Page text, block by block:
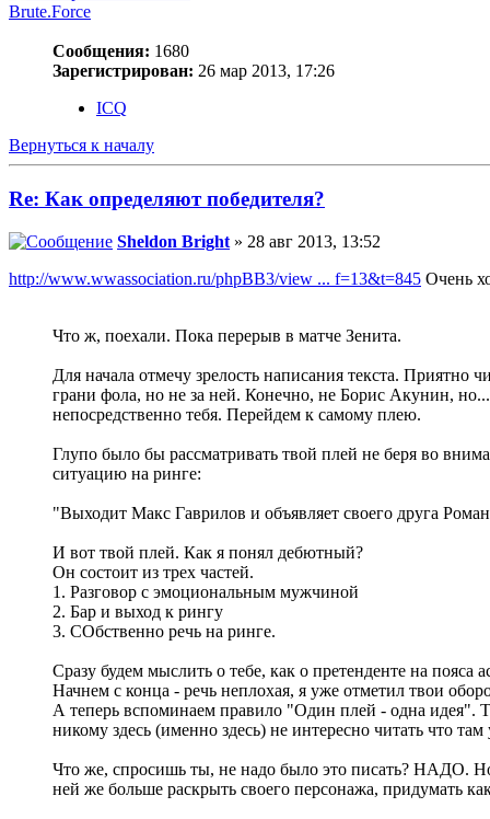
Brute.Force
Сообщения: 1680
Зарегистрирован: 26 мар 2013, 17:26
ICQ
Вернуться к началу
Re: Как определяют победителя?
Sheldon Bright » 28 авг 2013, 13:52
http://www.wwassociation.ru/phpBB3/view ... f=13&t=845 Очень
Что ж, поехали. Пока перерыв в матче Зенита.
Для начала отмечу зрелость написания текста.
грани фола, но не за ней. Конечно, не Борис Акунин,
непосредственно тебя. Перейдем к самому плею.
Глупо было бы рассматривать твой плей не беря во
ситуацию на ринге:
"Выходит Макс Гаврилов и объявляет своего друга
И вот твой плей. Как я понял дебютный?
Он состоит из трех частей.
1. Разговор с эмоциональным мужчиной
2. Бар и выход к рингу
3. СОбственно речь на ринге.
Сразу будем мыслить о тебе, как о претенденте на
Начнем с конца - речь неплохая, я уже отметил твои
А теперь вспоминаем правило "Один плей - одна
никому здесь (именно здесь) не интересно читать что
Что же, спросишь ты, не надо было это писать? НАДО.
ней же больше раскрыть своего персонажа, придумать